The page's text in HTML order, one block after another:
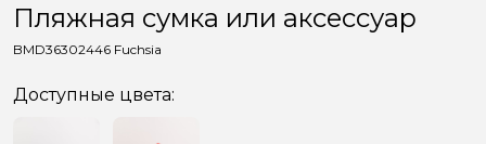
Пляжная сумка или аксессуар
BMD36302446 Fuchsia
Доступные цвета: